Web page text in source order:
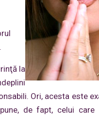
la
Ori, acesta este
de fapt, celui